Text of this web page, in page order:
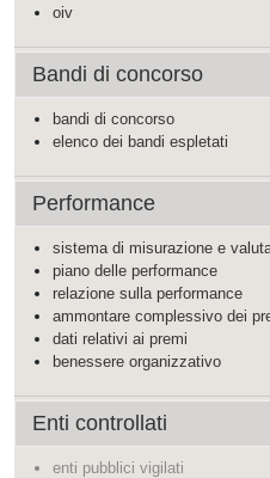
oiv
Bandi di concorso
bandi di concorso
elenco dei bandi espletati
Performance
sistema di misurazione e
piano delle performance
relazione sulla performance
ammontare complessivo dei
dati relativi ai premi
benessere organizzativo
Enti controllati
enti pubblici vigilati